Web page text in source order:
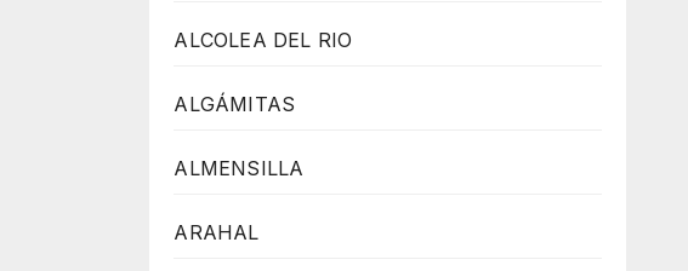
ALCOLEA DEL RIO
ALGÁMITAS
ALMENSILLA
ARAHAL